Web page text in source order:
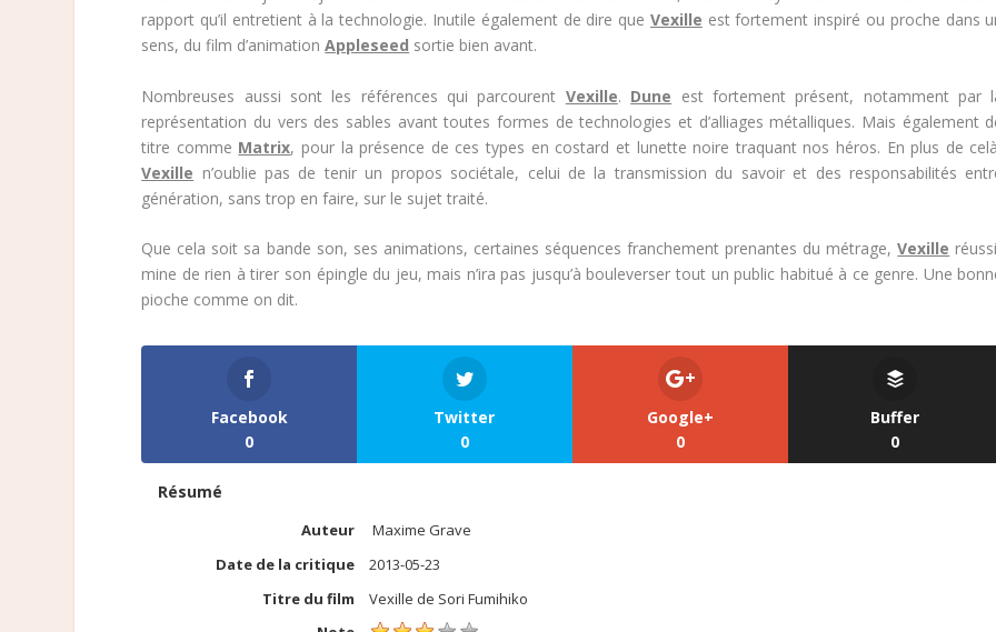
rapport qu’il entretient à la technologie. Inutile également de dire que Vexille est fortement inspiré ou proche dans
sens, du film d’animationAppleseed sortie bien avant.
Nombreuses aussi sont les références qui parcourent Vexille. Dune est fortement présent, notamment par
représentation du vers des sables avant toutes formes de technologies et d’alliages métalliques. Mais également
titre comme Matrix, pour la présence de ces types en costard et lunette noire traquant nos héros. En plus de
Vexille n’oublie pas de tenir un propos sociétale, celui de la transmission du savoir et des responsabilités
génération, sans trop en faire, sur le sujet traité.
Que cela soit sa bande son, ses animations, certaines séquences franchement prenantes du métrage,Vexille
mine de rien à tirer son épingle du jeu, mais n’ira pas jusqu’à bouleverser tout un public habitué à ce genre. Une
pioche comme on dit.
Facebook
0
Twitter
0
Google+
0
Buffer
0
Résumé
Auteur
Maxime Grave
Date de la critique
2013-05-23
Titre du film
Vexille de Sori Fumihiko